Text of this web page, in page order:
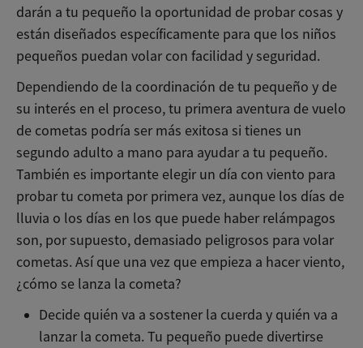
darán a tu pequeño la oportunidad de probar cosas y
están diseñados específicamente para que los niños
pequeños puedan volar con facilidad y seguridad.
Dependiendo de la coordinación de tu pequeño y de
su interés en el proceso, tu primera aventura de vuelo
de cometas podría ser más exitosa si tienes un
segundo adulto a mano para ayudar a tu pequeño.
También es importante elegir un día con viento para
probar tu cometa por primera vez, aunque los días de
lluvia o los días en los que puede haber relámpagos
son, por supuesto, demasiado peligrosos para volar
cometas. Así que una vez que empieza a hacer viento,
¿cómo se lanza la cometa?
Decide quién va a sostener la cuerda y quién va a
lanzar la cometa. Tu pequeño puede divertirse